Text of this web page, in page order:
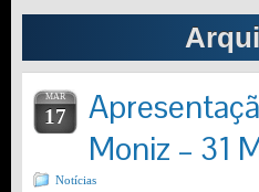
MAR
17
Moniz – 31
Notícias